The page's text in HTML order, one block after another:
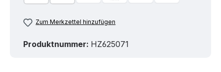
Zum Merkzettel hinzufügen
Produktnummer: HZ625071